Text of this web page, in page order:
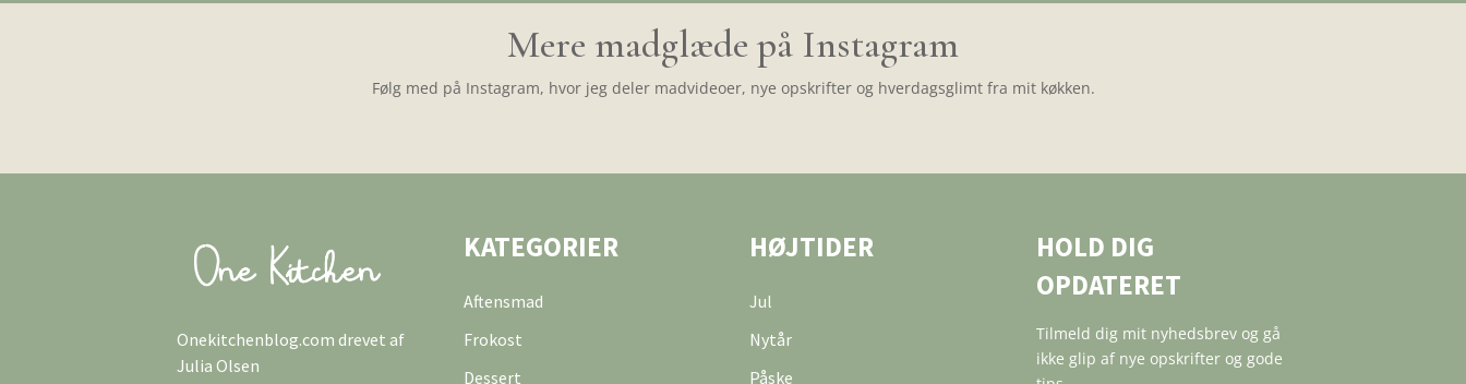
Mere madglæde på Instagram
Følg med på Instagram, hvor jeg deler madvideoer, nye opskrifter og hverdagsglimt fra mit køkken.
Onekitchenblog.com drevet af
Julia Olsen
KATEGORIER
Aftensmad
Frokost
Dessert
HØJTIDER
Jul
Nytår
Påske
HOLD DIG
OPDATERET
Tilmeld dig mit nyhedsbrev og gå
ikke glip af nye opskrifter og gode